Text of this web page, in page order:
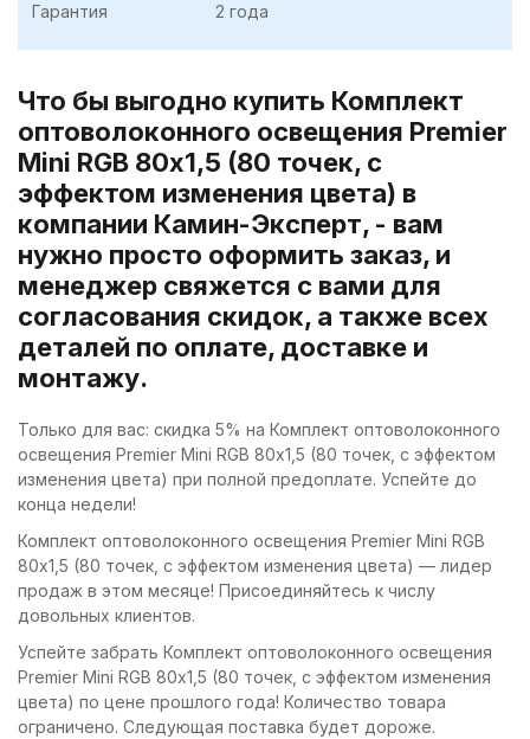
Гарантия 2 года
Что бы выгодно купить Комплект
оптоволоконного освещения Premier
Mini RGB 80х1,5 (80 точек, с
эффектом изменения цвета) в
компании Камин-Эксперт, - вам
нужно просто оформить заказ, и
менеджер свяжется с вами для
согласования скидок, а также всех
деталей по оплате, доставке и
монтажу.
Только для вас: скидка 5% на Комплект оптоволоконного
освещения Premier Mini RGB 80х1,5 (80 точек, с эффектом
изменения цвета) при полной предоплате. Успейте до
конца недели!
Комплект оптоволоконного освещения Premier Mini RGB
80х1,5 (80 точек, с эффектом изменения цвета) — лидер
продаж в этом месяце! Присоединяйтесь к числу
довольных клиентов.
Успейте забрать Комплект оптоволоконного освещения
Premier Mini RGB 80х1,5 (80 точек, с эффектом изменения
цвета) по цене прошлого года! Количество товара
ограничено. Следующая поставка будет дороже.